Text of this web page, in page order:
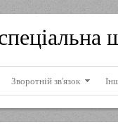
Зворотній зв'язок